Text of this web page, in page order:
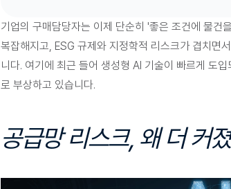
기업의 구매담당자는 이제 단순히 '좋은 조건에 물건
복잡해지고, ESG 규제와 지정학적 리스크가 겹치면
니다. 여기에 최근 들어 생성형 AI 기술이 빠르게 도
로 부상하고 있습니다.
공급망 리스크, 왜 더 커